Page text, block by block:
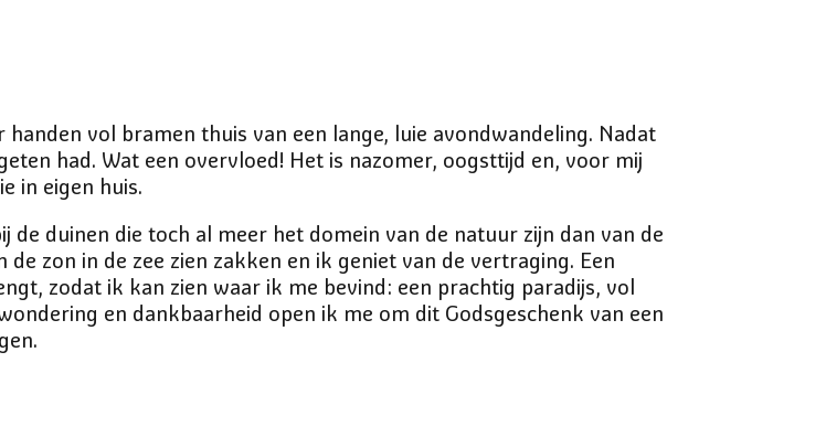
vol bramen thuis van een lange, luie avondwandeling. Nadat
had. Wat een overvloed! Het is nazomer, oogsttijd en, voor mij
in eigen huis.
duinen die toch al meer het domein van de natuur zijn dan van de
de zon in de zee zien zakken en ik geniet van de vertraging. Een
zodat ik kan zien waar ik me bevind: een prachtig paradijs, vol
en dankbaarheid open ik me om dit Godsgeschenk van een